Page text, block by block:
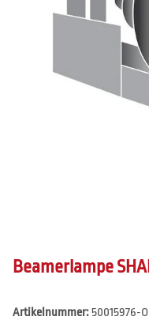
Beamerlampe
Artikelnummer:50015976-